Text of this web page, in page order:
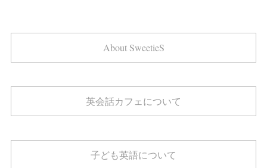
About SweetieS
英会話カフェについて
子ども英語について